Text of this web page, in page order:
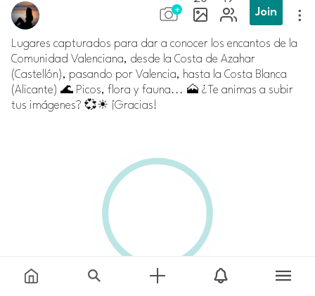
Join
Lugares capturados para dar a conocer los encantos de la
Comunidad Valenciana, desde la Costa de Azahar
(Castellón), pasando por Valencia, hasta la Costa Blanca
(Alicante) 🌊 Picos, flora y fauna... 🗻 ¿Te animas a subir
tus imágenes? 💞☀ ¡Gracias!